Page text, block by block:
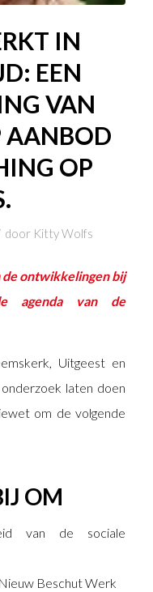
IN
EEN
VAN
AANBOD
OP
door Kitty Wolfs
de ontwikkelingen bij
agenda van de
Uitgeest en
laten doen
om de volgende
OM
van de sociale
Beschut Werk